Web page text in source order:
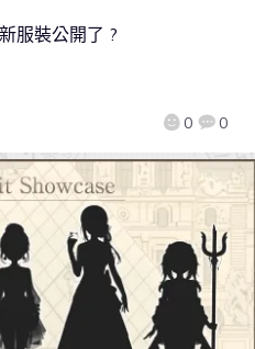
0 0
服裝公開了 ?